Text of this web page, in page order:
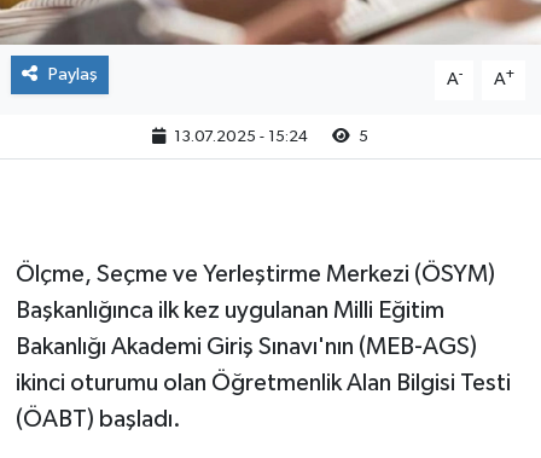
Paylaş A- A+
13.07.2025 - 15:24 5
Ölçme, Seçme ve Yerleştirme Merkezi (ÖSYM)
Başkanlığınca ilk kez uygulanan Milli Eğitim
Bakanlığı Akademi Giriş Sınavı'nın (MEB-AGS)
ikinci oturumu olan Öğretmenlik Alan Bilgisi Testi
(ÖABT) başladı.